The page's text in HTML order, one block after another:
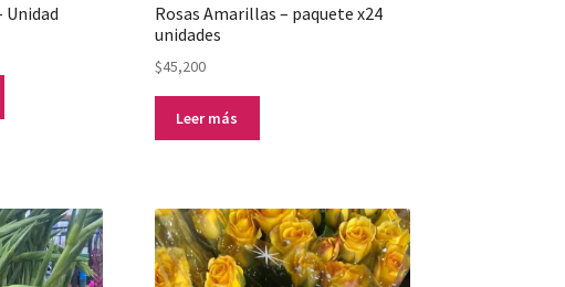
Unidad
Rosas Amarillas – paquete x24
unidades
$45,200
Leer más